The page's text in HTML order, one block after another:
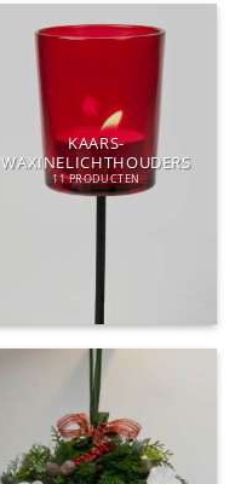
KAARS-
WAXINELICHTHOUDERS
11 PRODUCTEN